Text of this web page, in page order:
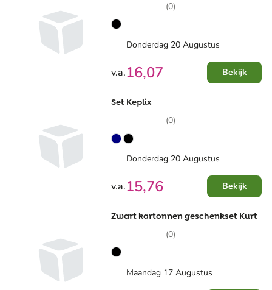
(0)
Donderdag 20 Augustus
v.a.16,07 Bekijk
Set Keplix
(0)
Donderdag 20 Augustus
v.a.15,76 Bekijk
Zwart kartonnen geschenkset Kurt
(0)
Maandag 17 Augustus